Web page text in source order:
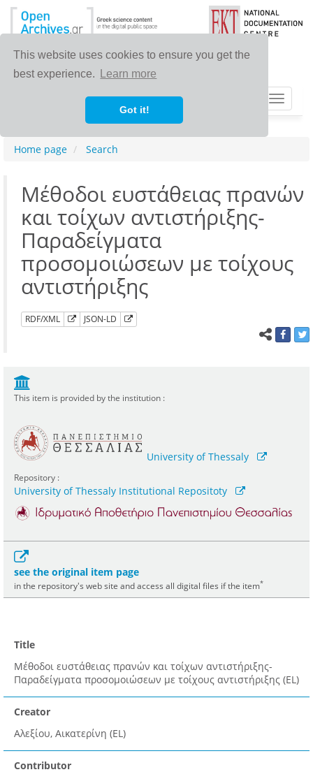
This website uses cookies to ensure you get the
best experience.
Learn more
Got it!
Toggle
Home page Search
Μέθοδοι ευστάθειας πρανών
και τοίχων αντιστήριξης-
Παραδείγματα
προσομοιώσεων με τοίχους
αντιστήριξης
RDF/XML JSON-LD
This item is provided by the institution :
University of Thessaly
Repository :
University of Thessaly Institutional Repositoty
see the original item page
in the repository's web site and access all digital files if the item*
Title
Μέθοδοι ευστάθειας πρανών και τοίχων αντιστήριξης-
Παραδείγματα προσομοιώσεων με τοίχους αντιστήριξης (EL)
Creator
Αλεξίου, Αικατερίνη (EL)
Contributor